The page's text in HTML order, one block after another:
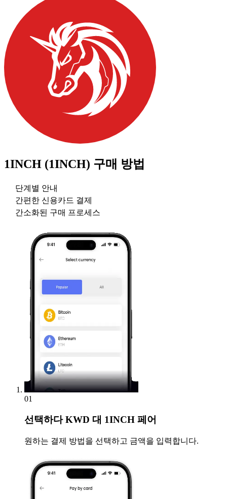
1INCH (1INCH) 구매 방법
단계별 안내
간편한 신용카드 결제
간소화된 구매 프로세스
01
선택하다KWD 대 1INCH 페어
원하는 결제 방법을 선택하고 금액을 입력합니다.